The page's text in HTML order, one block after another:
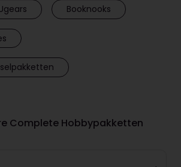
Booknooks
Complete Hobbypakketten